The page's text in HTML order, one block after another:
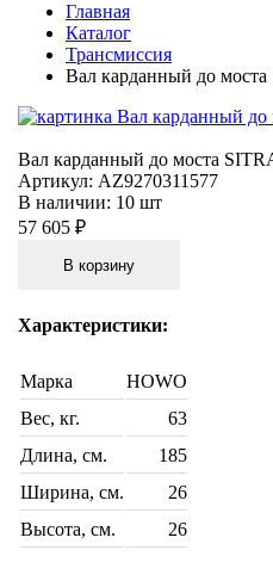
Главная
Каталог
Трансмиссия
Вал карданный до
Вал карданный до моста
Артикул: AZ9270311577
В наличии: 10 шт
57 605 ₽
В корзину
Характеристики:
Марка
HOWO
Вес, кг.
63
Длина, см.
185
Ширина, см.
26
Высота, см.
26